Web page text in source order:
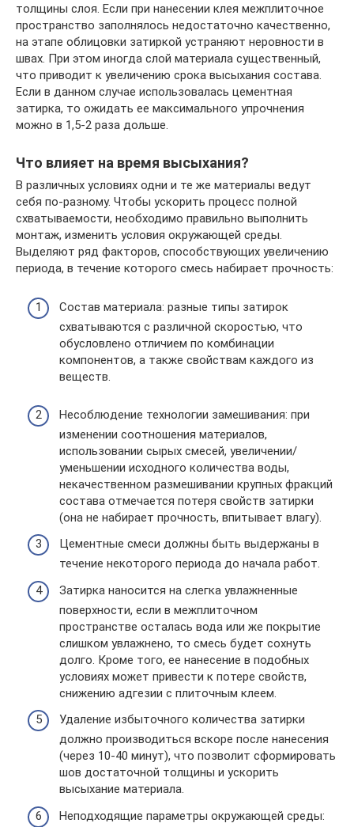
толщины слоя. Если при нанесении клея межплиточное
пространство заполнялось недостаточно качественно,
на этапе облицовки затиркой устраняют неровности в
швах. При этом иногда слой материала существенный,
что приводит к увеличению срока высыхания состава.
Если в данном случае использовалась цементная
затирка, то ожидать ее максимального упрочнения
можно в 1,5-2 раза дольше.
Что влияет на время высыхания?
В различных условиях одни и те же материалы ведут
себя по-разному. Чтобы ускорить процесс полной
схватываемости, необходимо правильно выполнить
монтаж, изменить условия окружающей среды.
Выделяют ряд факторов, способствующих увеличению
периода, в течение которого смесь набирает прочность:
Состав материала: разные типы затирок
схватываются с различной скоростью, что
обусловлено отличием по комбинации
компонентов, а также свойствам каждого из
веществ.
Несоблюдение технологии замешивания: при
изменении соотношения материалов,
использовании сырых смесей, увеличении/
уменьшении исходного количества воды,
некачественном размешивании крупных фракций
состава отмечается потеря свойств затирки
(она не набирает прочность, впитывает влагу).
Цементные смеси должны быть выдержаны в
течение некоторого периода до начала работ.
Затирка наносится на слегка увлажненные
поверхности, если в межплиточном
пространстве осталась вода или же покрытие
слишком увлажнено, то смесь будет сохнуть
долго. Кроме того, ее нанесение в подобных
условиях может привести к потере свойств,
снижению адгезии с плиточным клеем.
Удаление избыточного количества затирки
должно производиться вскоре после нанесения
(через 10-40 минут), что позволит сформировать
шов достаточной толщины и ускорить
высыхание материала.
Неподходящие параметры окружающей среды: